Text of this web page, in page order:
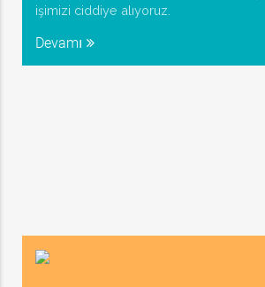
işimizi ciddiye alıyoruz.
Devamı